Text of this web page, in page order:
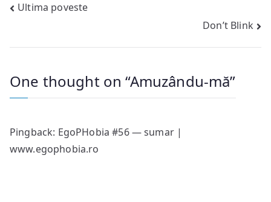
Post
Ultima poveste
Don’t Blink
One thought on “Amuzându-mă”
Pingback: EgoPHobia #56 — sumar |
www.egophobia.ro